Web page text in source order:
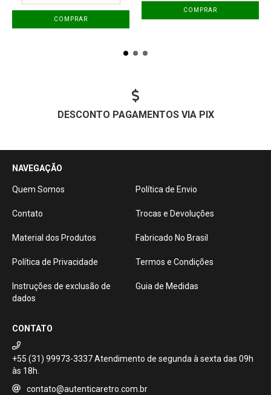
COMPRAR
COMPRAR
DESCONTO PAGAMENTOS VIA PIX
NAVEGAÇÃO
Quem Somos Política de Envio
Contato Trocas e Devoluções
Material dos Produtos Fabricado No Brasil
Política de Privacidade Termos e Condições
Instruções de exclusão de
dados
Guia de Medidas
CONTATO
+55 (31) 99973-3337
contato@autenticaretro.com.br